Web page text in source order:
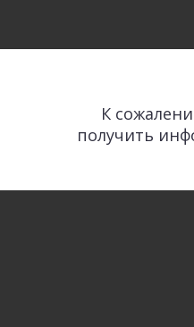
К
получить